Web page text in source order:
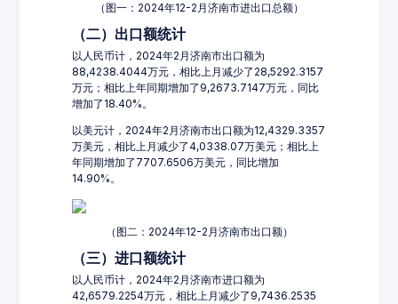
（图一：2024年12-2月济南市进出口总额）
（二）出口额统计
以人民币计，2024年2月济南市出口额为
88,4238.4044万元，相比上月减少了28,5292.3157
万元；相比上年同期增加了9,2673.7147万元，同比
增加了18.40%。
以美元计，2024年2月济南市出口额为12,4329.3357
万美元，相比上月减少了4,0338.07万美元；相比上
年同期增加了7707.6506万美元，同比增加
14.90%。
（图二：2024年12-2月济南市出口额）
（三）进口额统计
以人民币计，2024年2月济南市进口额为
42,6579.2254万元，相比上月减少了9,7436.2535